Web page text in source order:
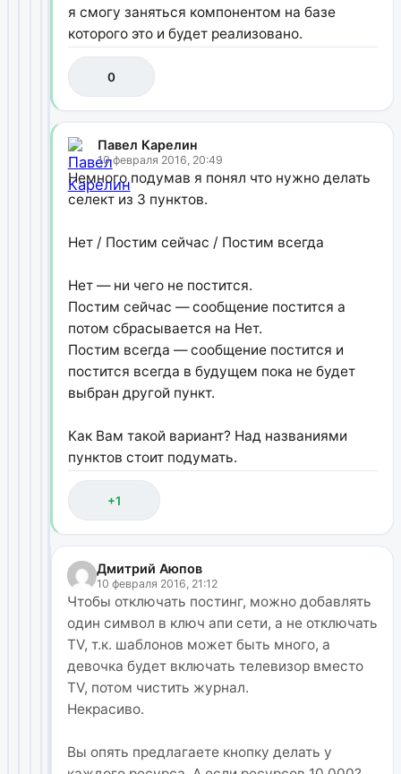
я смогу заняться компонентом на базе
которого это и будет реализовано.
0
Павел Карелин
10 февраля 2016, 20:49
Немного подумав я понял что нужно делать
селект из 3 пунктов.
Нет / Постим сейчас / Постим всегда
Нет — ни чего не постится.
Постим сейчас — сообщение постится а
потом сбрасывается на Нет.
Постим всегда — сообщение постится и
постится всегда в будущем пока не будет
выбран другой пункт.
Как Вам такой вариант? Над названиями
пунктов стоит подумать.
+1
Дмитрий Аюпов
10 февраля 2016, 21:12
Чтобы отключать постинг, можно добавлять
один символ в ключ апи сети, а не отключать
TV, т.к. шаблонов может быть много, а
девочка будет включать телевизор вместо
TV, потом чистить журнал.
Некрасиво.
Вы опять предлагаете кнопку делать у